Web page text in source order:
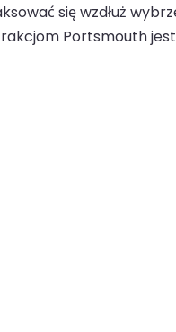
się wzdłuż
Portsmouth